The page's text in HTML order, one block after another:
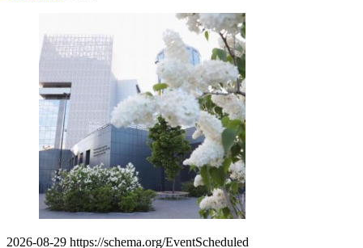
2026-08-29 https://schema.org/EventScheduled